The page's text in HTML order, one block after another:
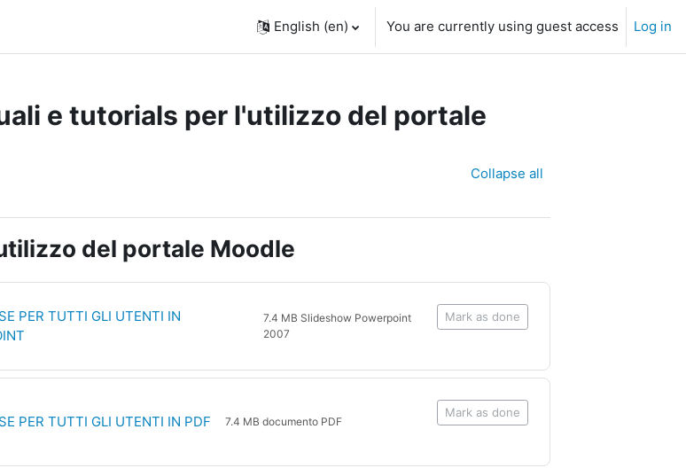
English ‎(en)‎ You are currently using guest access Log in
e tutorials per l'utilizzo del portale
Collapse all
del portale Moodle
PER TUTTI GLI UTENTI IN
File
7.4 MB Slideshow Powerpoint
2007
Mark as done
PER TUTTI GLI UTENTI IN PDFFile7.4 MB documento PDF
Mark as done